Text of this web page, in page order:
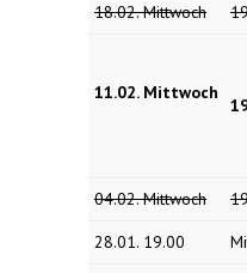
18.02. Mittwoch
11.02. Mittwoch
04.02. Mittwoch
28.01. 19.00